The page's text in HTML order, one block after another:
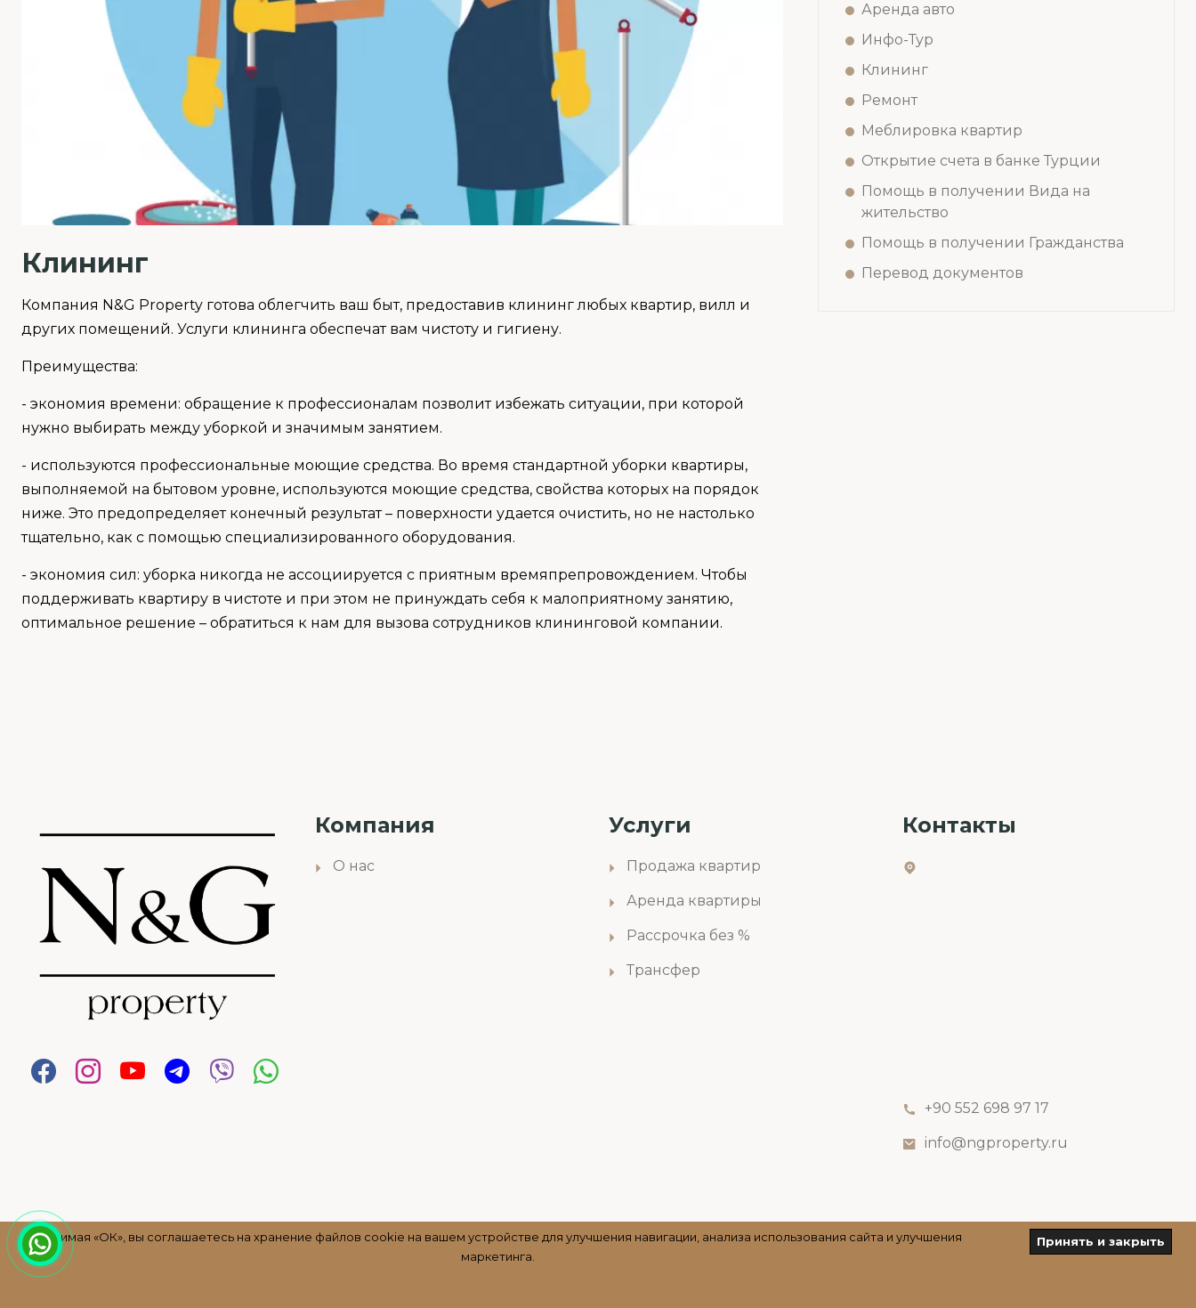
Клининг
Компания N&G Property готова облегчить ваш быт, предоставив клининг любых квартир, вилл и
других помещений. Услуги клининга обеспечат вам чистоту и гигиену.
Преимущества:
- экономия времени: обращение к профессионалам позволит избежать ситуации, при которой
нужно выбирать между уборкой и значимым занятием.
- используются профессиональные моющие средства. Во время стандартной уборки квартиры,
выполняемой на бытовом уровне, используются моющие средства, свойства которых на порядок
ниже. Это предопределяет конечный результат – поверхности удается очистить, но не настолько
тщательно, как с помощью специализированного оборудования.
- экономия сил: уборка никогда не ассоциируется с приятным времяпрепровождением. Чтобы
поддерживать квартиру в чистоте и при этом не принуждать себя к малоприятному занятию,
оптимальное решение – обратиться к нам для вызова сотрудников клининговой компании.
Аренда авто
Инфо-Тур
Клининг
Ремонт
Меблировка квартир
Открытие счета в банке Турции
Помощь в получении Вида на
жительство
Помощь в получении Гражданства
Перевод документов
Компания
О нас
Услуги
Продажа квартир
Аренда квартиры
Рассрочка без %
Трансфер
Контакты
+90 552 698 97 17
info@ngproperty.ru
Copyright ©
Нажимая «ОК», вы соглашаетесь на хранение файлов cookie на вашем устройстве для улучшения навигации, анализа использования сайта и улучшения
маркетинга.
Принять и закрыть